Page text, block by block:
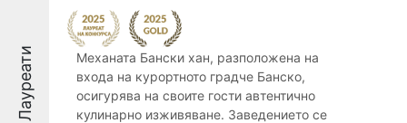
Лауреати
Механата Бански хан, разположена на
входа на курортното градче Банско,
осигурява на своите гости автентично
кулинарно изживяване. Заведението се